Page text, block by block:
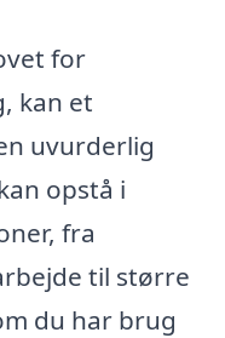
for
kan et
uvurderlig
opstå i
fra
til større
du har brug